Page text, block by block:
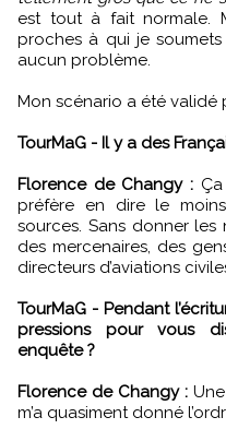
est tout à fait normale.
proches à qui je
aucun problème.
Mon scénario a été validé
TourMaG - Il y a des
Florence de Changy :
préfère en dire le
sources. Sans donner les
des mercenaires, des
directeurs d’aviations
TourMaG - Pendant
pressions pour vous
enquête ?
Florence de Changy :
m’a quasiment donné